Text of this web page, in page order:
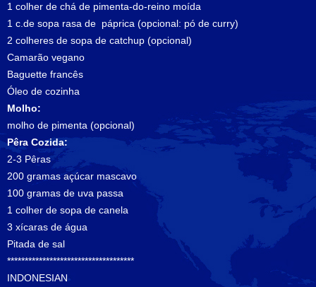
1 colher de chá de pimenta-do-reino moída
1 c.de sopa rasa de páprica (opcional: pó de curry)
2 colheres de sopa de catchup (opcional)
Camarão vegano
Baguette francês
Óleo de cozinha
Molho:
molho de pimenta (opcional)
Pêra Cozida:
2-3 Pêras
200 gramas açúcar mascavo
100 gramas de uva passa
1 colher de sopa de canela
3 xícaras de água
Pitada de sal
************************************
INDONESIAN